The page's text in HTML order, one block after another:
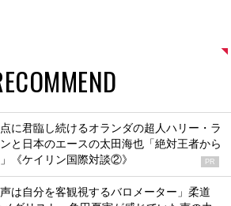
に君臨し続けるオランダの超人ハリー・ラ
と日本のエースの太田海也「絶対王者から
《ケイリン国際対談②》
PR
声は自分を客観視するバロメーター」柔道